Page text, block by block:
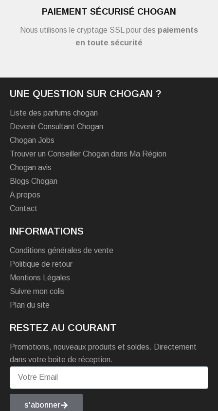
PAIEMENT SÉCURISÉ CHOGAN
Nous utilisons le cryptage SSL pour des paiements
en toute sécurité
UNE QUESTION SUR CHOGAN ?
Liste des parfums chogan
Devenir Consultant Chogan
Chogan Jobs
Trouver un Conseiller Chogan dans Ma Région
Chogan avis
Blogs Chogan
A propos
Contact
INFORMATIONS
Conditions générales de vente
Politique de retour
Mentions Légales
Suivre mon colis
Plan du site
RESTEZ AU COURANT
Promotions, nouveaux produits et soldes. Directement
dans votre boite de réception.
s'abonner